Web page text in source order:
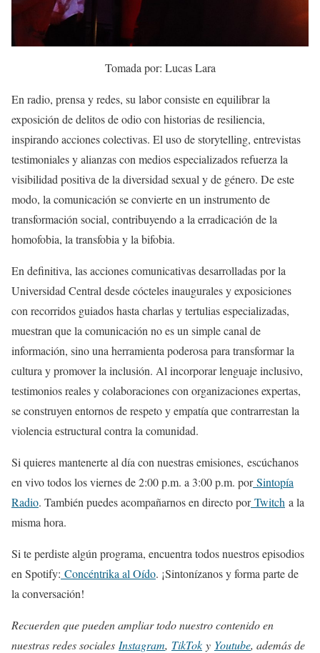
Tomada por: Lucas Lara
En radio, prensa y redes, su labor consiste en equilibrar la
exposición de delitos de odio con historias de resiliencia,
inspirando acciones colectivas. El uso de storytelling, entrevistas
testimoniales y alianzas con medios especializados refuerza la
visibilidad positiva de la diversidad sexual y de género. De este
modo, la comunicación se convierte en un instrumento de
transformación social, contribuyendo a la erradicación de la
homofobia, la transfobia y la bifobia.
En definitiva, las acciones comunicativas desarrolladas por la
Universidad Central desde cócteles inaugurales y exposiciones
con recorridos guiados hasta charlas y tertulias especializadas,
muestran que la comunicación no es un simple canal de
información, sino una herramienta poderosa para transformar la
cultura y promover la inclusión. Al incorporar lenguaje inclusivo,
testimonios reales y colaboraciones con organizaciones expertas,
se construyen entornos de respeto y empatía que contrarrestan la
violencia estructural contra la comunidad.
Si quieres mantenerte al día con nuestras emisiones, escúchanos
en vivo todos los viernes de 2:00 p.m. a 3:00 p.m. porSintopía
Radio. También puedes acompañarnos en directo porTwitch a la
misma hora.
Si te perdiste algún programa, encuentra todos nuestros episodios
en Spotify: Concéntrika al Oído. ¡Sintonízanos y forma parte de
la conversación!
Recuerden que pueden ampliar todo nuestro contenido en
nuestras redes sociales Instagram, TikTok y Youtube, además de